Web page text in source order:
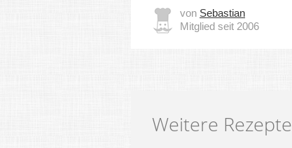
von Sebastian
Mitglied seit 2006
Weitere Rezepte